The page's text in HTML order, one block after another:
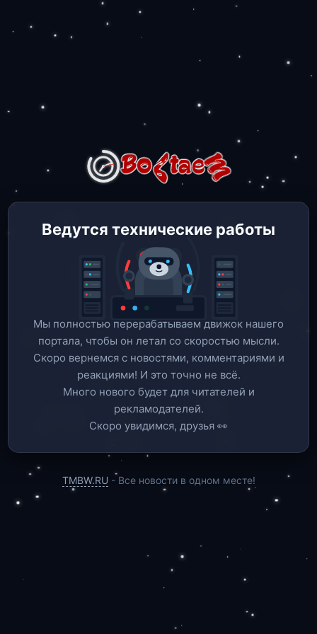
Ведутся технические работы
Мы полностью перерабатываем движок нашего
портала, чтобы он летал со скоростью мысли.
Скоро вернемся c новостями, комментариями и
реакциями! И это точно не всё.
Много нового будет для читателей и
рекламодателей.
Скоро увидимся, друзья 👀
TMBW.RU - Все новости в одном месте!